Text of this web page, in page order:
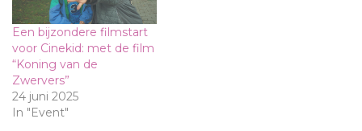
Een bijzondere filmstart
voor Cinekid: met de film
“Koning van de
Zwervers”
24 juni 2025
In "Event"